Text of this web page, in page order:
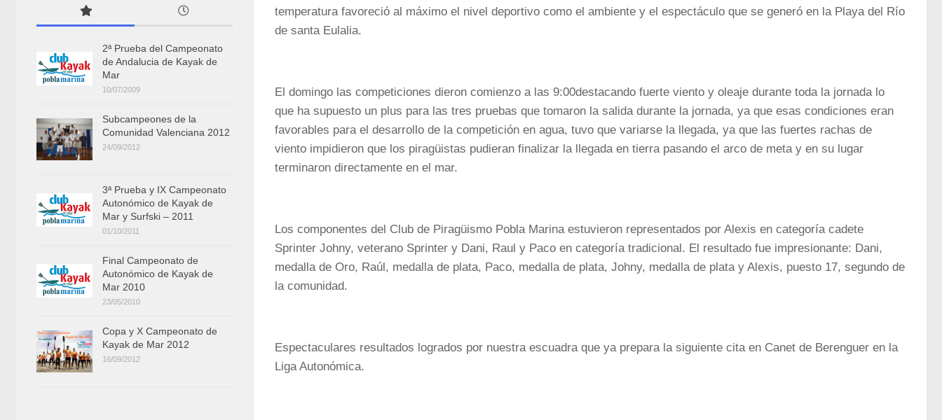
temperatura favoreció al máximo el nivel deportivo como el ambiente y el espectáculo que se generó en la Playa del Río
de santa Eulalia.
El domingo las competiciones dieron comienzo a las 9:00destacando fuerte viento y oleaje durante toda la jornada lo
que ha supuesto un plus para las tres pruebas que tomaron la salida durante la jornada, ya que esas condiciones eran
favorables para el desarrollo de la competición en agua, tuvo que variarse la llegada, ya que las fuertes rachas de
viento impidieron que los piragüistas pudieran finalizar la llegada en tierra pasando el arco de meta y en su lugar
terminaron directamente en el mar.
Los componentes del Club de Piragüismo Pobla Marina estuvieron representados por Alexis en categoría cadete
Sprinter Johny, veterano Sprinter y Dani, Raul y Paco en categoría tradicional. El resultado fue impresionante: Dani,
medalla de Oro, Raúl, medalla de plata, Paco, medalla de plata, Johny, medalla de plata y Alexis, puesto 17, segundo de
la comunidad.
Espectaculares resultados logrados por nuestra escuadra que ya prepara la siguiente cita en Canet de Berenguer en la
Liga Autonómica.
2ª Prueba del Campeonato
de Andalucia de Kayak de
Mar
10/07/2009
Subcampeones de la
Comunidad Valenciana 2012
24/09/2012
3ª Prueba y IX Campeonato
Autonómico de Kayak de
Mar y Surfski – 2011
01/10/2011
Final Campeonato de
Autonómico de Kayak de
Mar 2010
23/05/2010
Copa y X Campeonato de
Kayak de Mar 2012
16/09/2012